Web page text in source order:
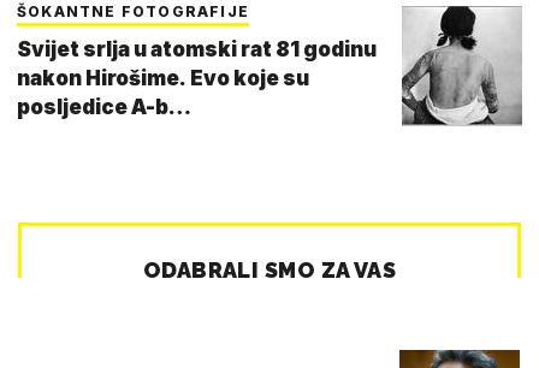
ŠOKANTNE FOTOGRAFIJE
Svijet srlja u atomski rat 81 godinu
nakon Hirošime. Evo koje su
posljedice A-b…